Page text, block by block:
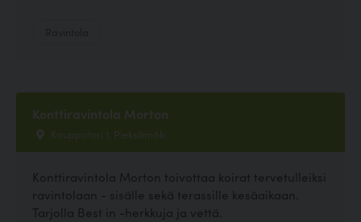
Konttiravintola Morton
Kauppatori 1, Pieksämäki
Konttiravintola Morton toivottaa koirat tervetulleiksi
ravintolaan - sisälle sekä terassille kesäaikaan.
Tarjolla Best in -herkkuja ja vettä.